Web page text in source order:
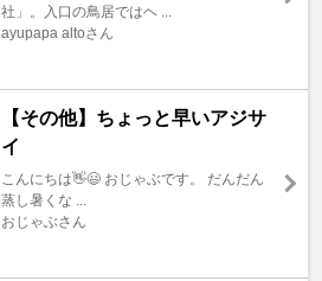
社」。入口の鳥居ではヘ ...
ayupapa altoさん
【その他】ちょっと早いアジサ
イ
こんにちは👋😃 おじゃぶです。 だんだん
蒸し暑くな ...
おじゃぶさん